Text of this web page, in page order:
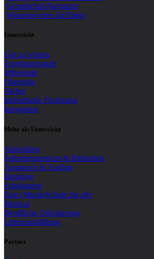
Grundschul-Navigator
Wissenswertes für Eltern
Unterricht
Gut zu wissen
Erprobungsstufe
Mittelstufe
Oberstufe
Fächer
Individuelle Förderung
Integration
Mehr als Unterricht
Aktivitäten
Selbstlernzentrum & Bibliothek
Austausch & Ausflug
Beratung
Schulgarten
Eine (Musik)Schule für alle
Musical
Berufliche Orientierung
Lehrerausbildung
Partner